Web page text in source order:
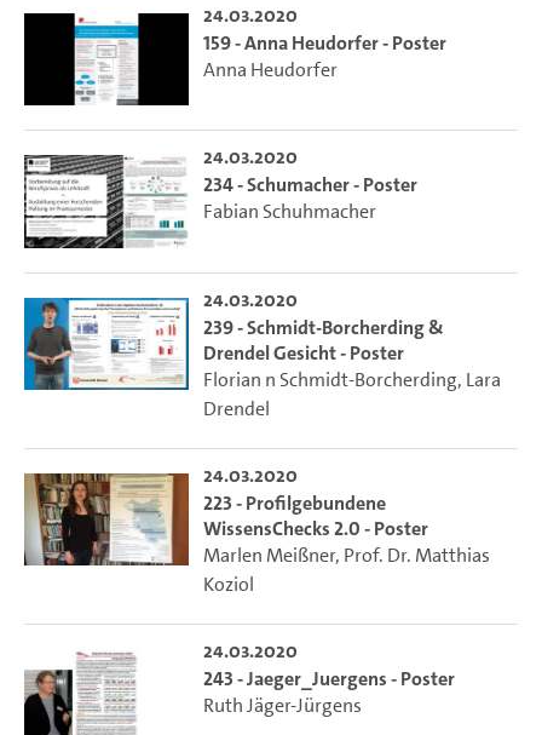
24.03.2020
159 - Anna Heudorfer - Poster
Anna Heudorfer
24.03.2020
234 - Schumacher - Poster
Fabian Schuhmacher
24.03.2020
239 - Schmidt-Borcherding &
Drendel Gesicht - Poster
Florian n Schmidt-Borcherding, Lara
Drendel
24.03.2020
223 - Profilgebundene
WissensChecks 2.0 - Poster
Marlen Meißner, Prof. Dr. Matthias
Koziol
24.03.2020
243 - Jaeger_Juergens - Poster
Ruth Jäger-Jürgens